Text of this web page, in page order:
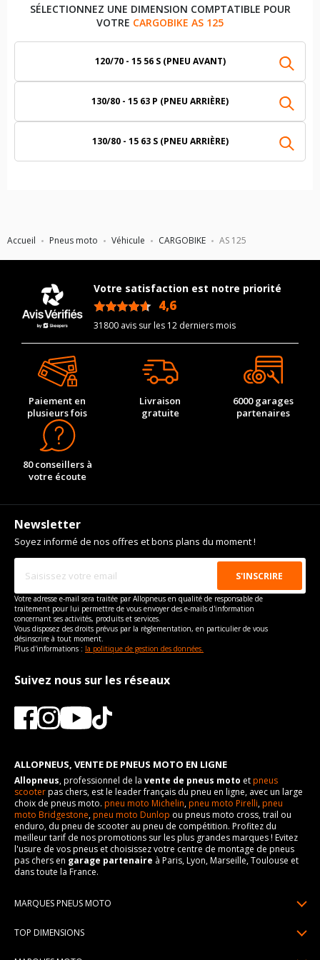
Accueil Pneus moto Véhicule CARGOBIKE AS 125
SÉLECTIONNEZ UNE DIMENSION COMPTATIBLE POUR
VOTRE CARGOBIKE AS 125
120/70 - 15 56 S (PNEU AVANT)
130/80 - 15 63 P (PNEU ARRIÈRE)
130/80 - 15 63 S (PNEU ARRIÈRE)
Votre satisfaction est notre priorité
4,6
31800 avis sur les 12 derniers mois
Paiement en
plusieurs fois
Livraison
gratuite
6000 garages
partenaires
80 conseillers à
votre écoute
Newsletter
Soyez informé de nos offres et bons plans du moment !
Votre adresse e-mail sera traitée par Allopneus en qualité de responsable de
traitement pour lui permettre de vous envoyer des e-mails d'information
concernant ses activités, produits et services.
Vous disposez des droits prévus par la règlementation, en particulier de vous
désinscrire à tout moment.
Plus d'informations : la politique de gestion des données.
Suivez nous sur les réseaux
ALLOPNEUS, VENTE DE PNEUS MOTO EN LIGNE
Allopneus, professionnel de la vente de pneus moto etpneus
scooterpas chers, est le leader français du pneu en ligne, avec un large
choix de pneus moto. pneu moto Michelin,pneu moto Pirelli,pneu
moto Bridgestone,pneu moto Dunlop ou pneus moto cross, trail ou
enduro, du pneu de scooter au pneu de compétition. Profitez du
meilleur tarif de nos promotions sur les plus grandes marques ! Evitez
l'usure de vos pneus et choisissez votre centre de montage de pneus
pas chers en garage partenaire à Paris, Lyon, Marseille, Toulouse et
dans toute la France.
MARQUES PNEUS MOTO
TOP DIMENSIONS